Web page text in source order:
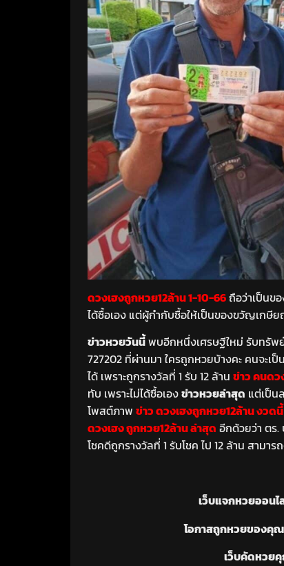
ดวงเฮงถูกหวย12ล้าน 1-10-66ถือว่าเป็นข
ได้ซื้อเอง แต่ผู้กำกับซื้อให้เป็นของขวัญเกษี
ข่าวหวยวันนี้พบอีกหนึ่งเศรษฐีใหม่ รับทรัพ
727202 ที่ผ่านมา ใครถูกหวยบ้างคะ คนจะเ
ได้ เพราะถูกรางวัลที่ 1 รับ 12 ล้าน ข่าว คนดว
ทับ เพราะไม่ได้ซื้อเองข่าวหวยล่าสุด แต่เป็น
โพสต์ภาพ ข่าว ดวงเฮงถูกหวย12ล้าน งวดนี้
ดวงเฮง ถูกหวย12ล้าน ล่าสุด อีกด้วยว่า ตร
โชคดีถูกรางวัลที่ 1 รับโชค ไป 12 ล้าน สาม
เว็บแจกหวยออนไ
โอกาสถูกหวยของคุณ
เว็บคัดหวย